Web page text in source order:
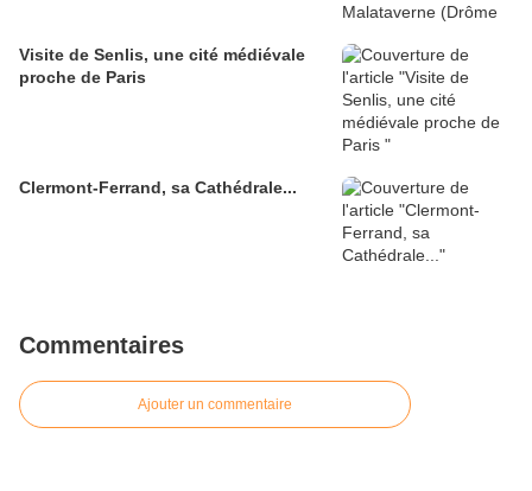
Visite de Senlis, une cité médiévale
proche de Paris
Clermont-Ferrand, sa Cathédrale...
Commentaires
Ajouter un commentaire